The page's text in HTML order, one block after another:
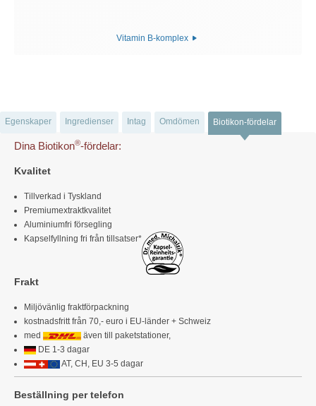
Vitamin B-komplex
Egenskaper Ingredienser Intag Omdömen Biotikon-fördelar
Dina Biotikon®-fördelar:
Kvalitet
Tillverkad i Tyskland
Premiumextraktkvalitet
Aluminiumfri försegling
Kapselfyllning fri från tillsatser*
Frakt
Miljövänlig fraktförpackning
kostnadsfritt från 70,- euro i EU-länder + Schweiz
med
även till paketstationer,
DE 1-3 dagar
AT, CH, EU 3-5 dagar
Beställning per telefon